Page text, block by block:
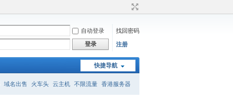
自动登录
找回密码
登录 注册
快捷导航
域名出售 火车头 云主机 不限流量 香港服务器